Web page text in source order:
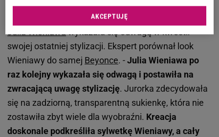
W rozmowie z Plotkiem Michał Musiał stwierdził, że
Julia Wieniawawykazała się odwagą w kwestii
swojej ostatniej stylizacji. Ekspert porównał look
Wieniawy do samej Beyonce. -Julia Wieniawa po
raz kolejny wykazała się odwagą i postawiła na
zwracającą uwagę stylizację. Jurorka zdecydowała
się na zadziorną, transparentną sukienkę, która nie
zostawiła zbyt wiele dla wyobraźni. Kreacja
doskonale podkreśliła sylwetkę Wieniawy, a cały
AKCEPTUJĘ